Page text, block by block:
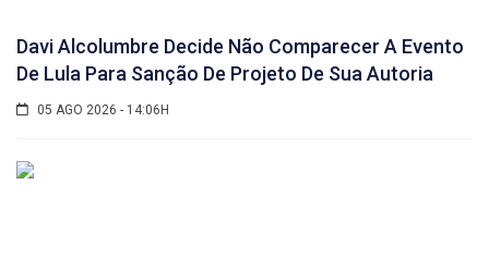
Davi Alcolumbre Decide Não Comparecer A Evento
De Lula Para Sanção De Projeto De Sua Autoria
05 AGO 2026 - 14:06H